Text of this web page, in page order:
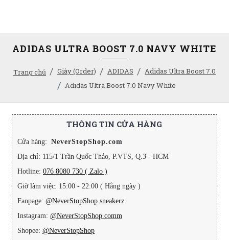
Trang chủ Giày (Order) ADIDAS
Adidas Ultra Boost 7.0
Adidas Ultra Boost 7.0 Navy White
ADIDAS ULTRA BOOST 7.0 NAVY WHITE
THÔNG TIN CỬA HÀNG
Cửa hàng: NeverStopShop.com
Địa chỉ: 115/1 Trần Quốc Thảo, P.VTS, Q.3 - HCM
Hotline: 076 8080 730 ( Zalo )
Giờ làm việc: 15:00 - 22:00 ( Hằng ngày )
Fanpage: @NeverStopShop.sneakerz
Instagram: @NeverStopShop.comm
Shopee: @NeverStopShop